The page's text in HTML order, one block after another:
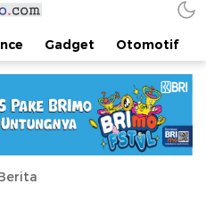
Gadget Otomotif